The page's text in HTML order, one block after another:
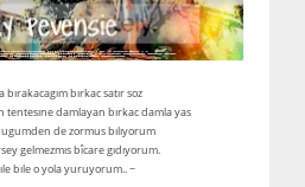
bırakacagım bırkac satır soz
tentesıne damlayan bırkac damla yas
de zormus bılıyorum
gelmezmıs bîcare gıdıyorum.
bıle o yola yuruyorum.. ~